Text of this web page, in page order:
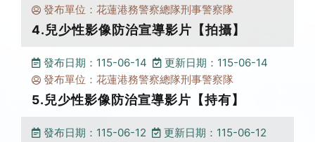
發布單位：花蓮港務警察總隊刑事警察隊
4.兒少性影像防治宣導影片【拍攝】
發布日期：115-06-14
更新日期：115-06-14
發布單位：花蓮港務警察總隊刑事警察隊
5.兒少性影像防治宣導影片【持有】
發布日期：115-06-12
更新日期：115-06-12